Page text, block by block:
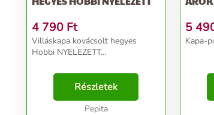
4 790 Ft
Villáskapa kovácsolt hegyes
Hobbi NYELEZETT...
Részletek
Pepita
5
Kapa-